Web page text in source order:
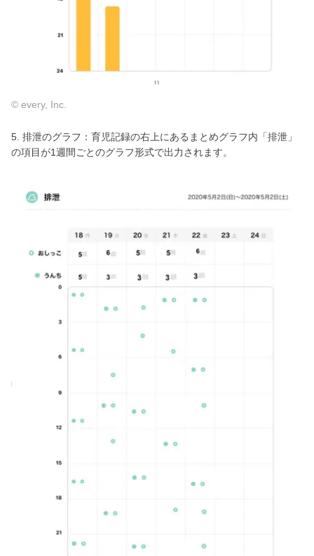
© every, Inc.
5. 排泄のグラフ：育児記録の右上にあるまとめグラフ内「排泄」
の項目が1週間ごとのグラフ形式で出力されます。